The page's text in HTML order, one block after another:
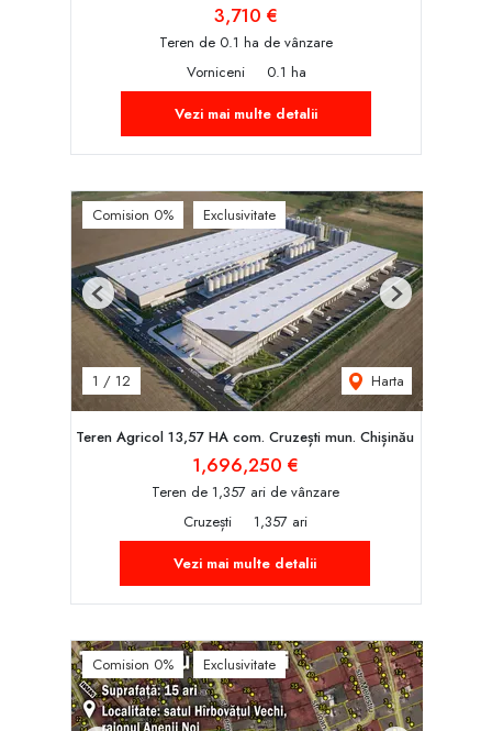
3,710 €
Teren de 0.1 ha de vânzare
Vorniceni
0.1 ha
Vezi mai multe detalii
Comision 0% Exclusivitate
1 / 12 Harta
Previous Next
Teren Agricol 13,57 HA com. Cruzești mun. Chișinău
1,696,250 €
Teren de 1,357 ari de vânzare
Cruzești
1,357 ari
Vezi mai multe detalii
Comision 0% Exclusivitate